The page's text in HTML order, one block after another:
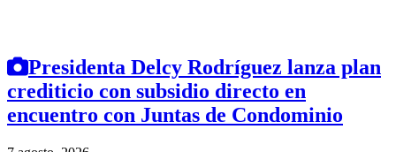
Presidenta Delcy Rodríguez lanza plan
crediticio con subsidio directo en
encuentro con Juntas de Condominio